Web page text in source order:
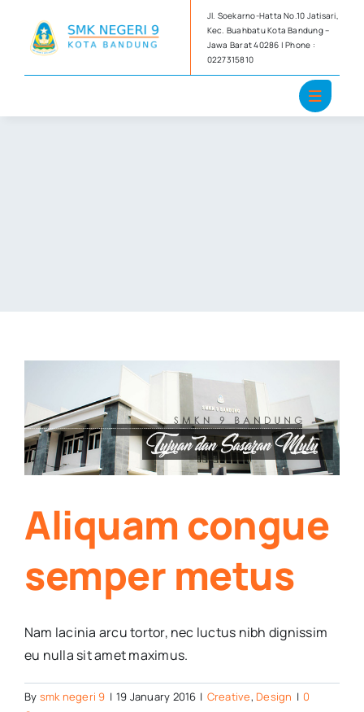
content
Jl. Soekarno-Hatta No.10 Jatisari,
Kec. Buahbatu Kota Bandung –
Jawa Barat 40286 | Phone :
0227315810
Aliquam congue
semper metus
Nam lacinia arcu tortor, nec luctus nibh dignissim
eu nulla sit amet maximus.
By smk negeri 9 | 19 January 2016 | Creative, Design | 0